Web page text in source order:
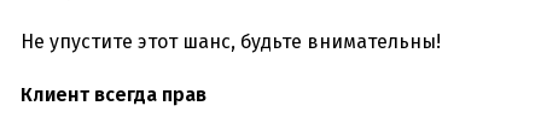
Не упустите этот шанс, будьте внимательны!
Клиент всегда прав